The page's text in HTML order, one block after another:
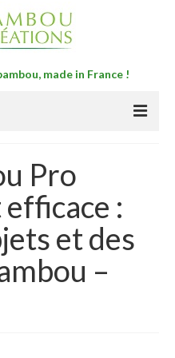
made in France !
« Créer des objets et
»
niveau 1 de 5 jours
2 : Accompagnement
Pro
:
et des
–